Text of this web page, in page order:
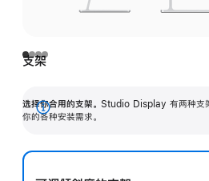
支架
选择你合用的支架。 Studio Display 有两种支
你的各种安装需求。
展